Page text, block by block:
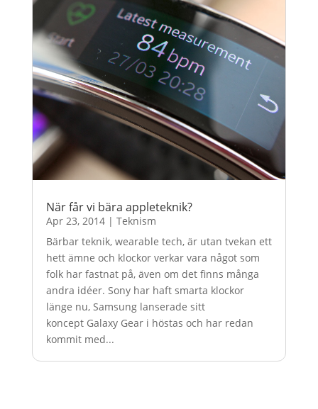
När får vi bära appleteknik?
Apr 23, 2014| Teknism
Bärbar teknik, wearable tech, är utan tvekan ett
hett ämne och klockor verkar vara något som
folk har fastnat på, även om det finns många
andra idéer. Sony har haft smarta klockor
länge nu, Samsung lanserade sitt
koncept Galaxy Gear i höstas och har redan
kommit med...